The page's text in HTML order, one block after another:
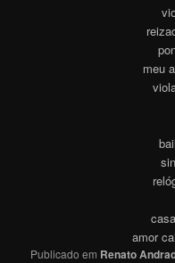
meu
amor
Publicado em Renato